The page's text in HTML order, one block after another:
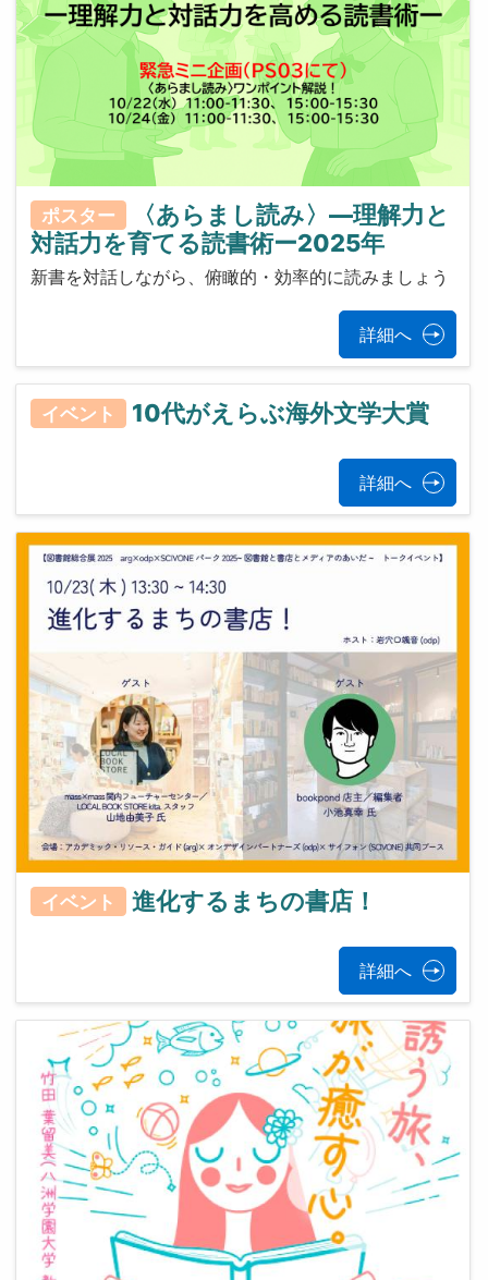
ポスター
〈あらまし読み〉—理解力と
対話力を育てる読書術ー2025年
新書を対話しながら、俯瞰的・効率的に読みましょう
詳細へ
イベント 10代がえらぶ海外文学大賞
詳細へ
イベント 進化するまちの書店！
詳細へ